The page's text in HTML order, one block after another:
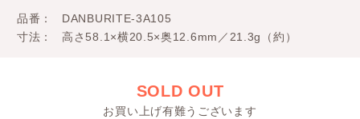
品番
DANBURITE-3A105
寸法
高さ58.1×横20.5×奥12.6mm／21.3g（約）
SOLD OUT
お買い上げ有難うございます